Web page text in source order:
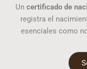
Un certificado de
registra el
esenciales como